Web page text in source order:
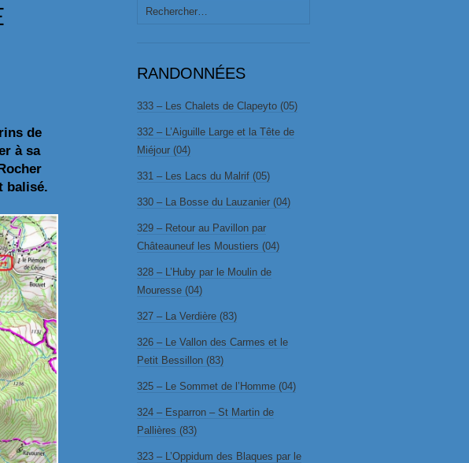
de
à sa
balisé.
Rechercher :
RANDONNÉES
333 – Les Chalets de Clapeyto (05)
332 – L’Aiguille Large et la Tête de
Miéjour (04)
331 – Les Lacs du Malrif (05)
330 – La Bosse du Lauzanier (04)
329 – Retour au Pavillon par
Châteauneuf les Moustiers (04)
328 – L’Huby par le Moulin de
Mouresse (04)
327 – La Verdière (83)
326 – Le Vallon des Carmes et le
Petit Bessillon (83)
325 – Le Sommet de l’Homme (04)
324 – Esparron – St Martin de
Pallières (83)
323 – L’Oppidum des Blaques par le